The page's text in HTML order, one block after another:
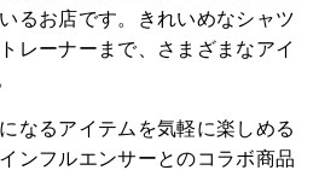
るお店です。きれいめなシャツ
レーナーまで、さまざまなアイ
なるアイテムを気軽に楽しめる
ンフルエンサーとのコラボ商品